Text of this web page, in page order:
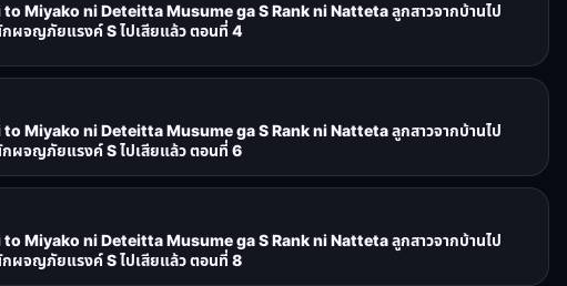
Miyako ni Deteitta Musume ga S Rank ni Natteta ลูกสาวจากบ้านไป
ผจญภัยแรงค์ S ไปเสียแล้ว ตอนที่ 4
Miyako ni Deteitta Musume ga S Rank ni Natteta ลูกสาวจากบ้านไป
ผจญภัยแรงค์ S ไปเสียแล้ว ตอนที่ 6
Miyako ni Deteitta Musume ga S Rank ni Natteta ลูกสาวจากบ้านไป
ผจญภัยแรงค์ S ไปเสียแล้ว ตอนที่ 8